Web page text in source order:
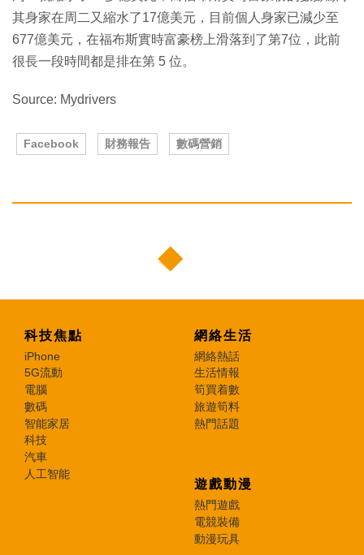
其身家在周二又縮水了17億美元，目前個人身家已減少至
677億美元，在福布斯實時富豪榜上滑落到了第7位，此前
很長一段時間都是排在第 5 位。
Source: Mydrivers
Facebook 財務報告 數碼營銷
科技焦點
iPhone
5G流動
電腦
數碼
智能家居
科技
汽車
人工智能
網絡生活
網絡熱話
生活情報
筍買着數
旅遊筍料
熱門話題
遊戲動漫
熱門遊戲
電競裝備
動漫玩具